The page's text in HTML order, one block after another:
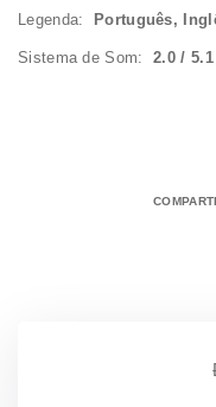
Legenda: Português,
Sistema de Som:2.0 / 5.1